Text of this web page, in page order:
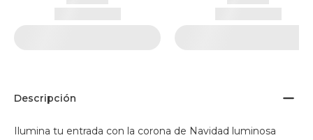
Descripción
Ilumina tu entrada con la corona de Navidad luminosa